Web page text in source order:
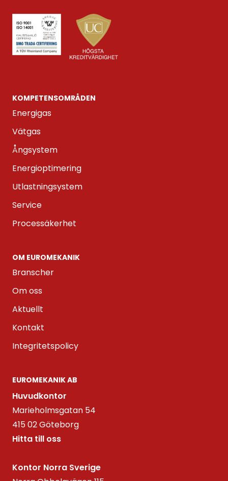
KOMPETENS­OMRÅDEN
Energigas
Vätgas
Ångsystem
Energioptimering
Utlastningsystem
Service
Processäkerhet
OM EUROMEKANIK
Branscher
Om oss
Aktuellt
Kontakt
Integritetspolicy
EUROMEKANIK AB
Huvudkontor
Marieholmsgatan 54
415 02 Göteborg
Hitta till oss
Kontor Norra Sverige